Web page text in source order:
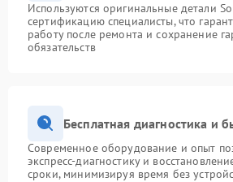
Используются оригинальные детали
сертификацию специалисты, что
работу после ремонта и сохранение
обязательств
Бесплатная диагностика и
Современное оборудование и опыт
экспресс-диагностику и
сроки, минимизируя время без